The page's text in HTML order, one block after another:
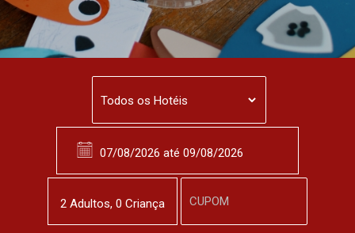
2 Adultos, 0 Criança